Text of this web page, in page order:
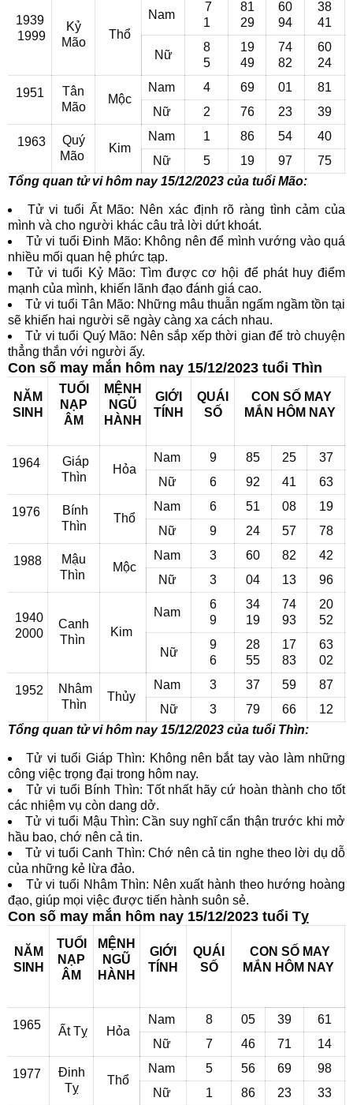
1939
1999
Kỷ
Mão
Thổ
Nam
7
1
81
29
60
94
38
41
Nữ
8
5
19
49
74
82
60
24
1951
Tân
Mão
Mộc
Nam 4 69 01
81
Nữ
2 76 23 39
1963
Quý
Mão
Kim
Nam 1 86 54
40
Nữ
5 19 97
75
Tổng quan tử vi hôm nay 15/12/2023 của tuổi Mão:
Tử vi tuổi Ất Mão: Nên xác định rõ ràng tình cảm của
mình và cho người khác câu trả lời dứt khoát.
Tử vi tuổi Đinh Mão: Không nên để mình vướng vào quá
nhiều mối quan hệ phức tạp.
Tử vi tuổi Kỷ Mão: Tìm được cơ hội để phát huy điểm
mạnh của mình, khiến lãnh đạo đánh giá cao.
Tử vi tuổi Tân Mão: Những mâu thuẫn ngấm ngầm tồn tại
sẽ khiến hai người sẽ ngày càng xa cách nhau.
Tử vi tuổi Quý Mão: Nên sắp xếp thời gian để trò chuyện
thẳng thắn với người ấy.
Con số may mắn hôm nay 15/12/2023 tuổi Thìn
NĂM
SINH
TUỔI
NẠP
ÂM
MỆNH
NGŨ
HÀNH
GIỚI
TÍNH
QUÁI
SỐ
CON SỐ MAY
MẮN HÔM NAY
1964
Giáp
Thìn
Hỏa
Nam 9 85 25
37
Nữ
6 92 41 63
1976
Bính
Thìn
Thổ
Nam 6 51 08
19
Nữ
9 24 57 78
1988
Mậu
Thìn
Mộc
Nam 3 60 82
42
Nữ
3 04 13 96
1940
2000
Canh
Thìn
Kim
Nam
6
9
34
19
74
93
20
52
Nữ
9
6
28
55
17
83
63
02
1952
Nhâm
Thìn
Thủy
Nam 3 37 59
87
Nữ
3 79 66
12
Tổng quan tử vi hôm nay 15/12/2023 của tuổi Thìn:
Tử vi tuổi Giáp Thìn: Không nên bắt tay vào làm những
công việc trọng đại trong hôm nay.
Tử vi tuổi Bính Thìn: Tốt nhất hãy cứ hoàn thành cho tốt
các nhiệm vụ còn dang dở.
Tử vi tuổi Mậu Thìn: Cần suy nghĩ cẩn thận trước khi mở
hầu bao, chớ nên cả tin.
Tử vi tuổi Canh Thìn: Chớ nên cả tin nghe theo lời dụ dỗ
của những kẻ lừa đảo.
Tử vi tuổi Nhâm Thìn: Nên xuất hành theo hướng hoàng
đạo, giúp mọi việc được tiến hành suôn sẻ.
Con số may mắn hôm nay 15/12/2023 tuổi Tỵ
NĂM
SINH
TUỔI
NẠP
ÂM
MỆNH
NGŨ
HÀNH
GIỚI
TÍNH
QUÁI
SỐ
CON SỐ MAY
MẮN HÔM NAY
1965 Ất Tỵ Hỏa
Nam 8 05 39
61
Nữ
7 46 71 14
1977
Đinh
Tỵ
Thổ
Nam 5 56 69
98
Nữ
1 86 23 33